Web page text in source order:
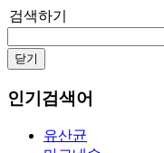
검색하기
닫기
인기검색어
유산균